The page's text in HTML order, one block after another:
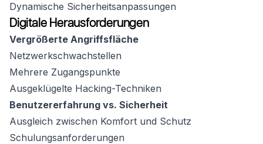
Dynamische Sicherheitsanpassungen
Digitale Herausforderungen
Vergrößerte Angriffsfläche
Netzwerkschwachstellen
Mehrere Zugangspunkte
Ausgeklügelte Hacking-Techniken
Benutzererfahrung vs. Sicherheit
Ausgleich zwischen Komfort und Schutz
Schulungsanforderungen